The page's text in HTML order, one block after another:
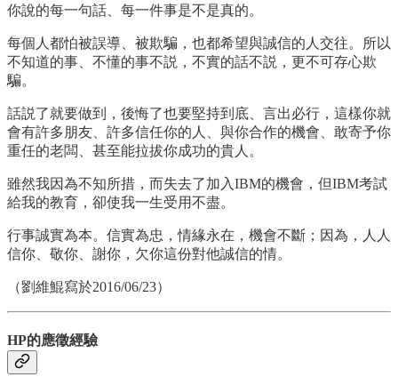
你說的每一句話、每一件事是不是真的。
每個人都怕被誤導、被欺騙，也都希望與誠信的人交往。所以
不知道的事、不懂的事不説，不實的話不説，更不可存心欺
騙。
話説了就要做到，後悔了也要堅持到底、言出必行，這樣你就
會有許多朋友、許多信任你的人、與你合作的機會、敢寄予你
重任的老闆、甚至能拉拔你成功的貴人。
雖然我因為不知所措，而失去了加入IBM的機會，但IBM考試
給我的教育，卻使我一生受用不盡。
行事誠實為本。信實為忠，情緣永在，機會不斷；因為，人人
信你、敬你、謝你，欠你這份對他誠信的情。
（劉維鯤寫於2016/06/23）
HP的應徵經驗